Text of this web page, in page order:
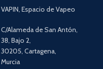
VAPIN, Espacio de Vapeo
C/Alameda de San Antón,
38, Bajo 2,
30205, Cartagena,
Murcia